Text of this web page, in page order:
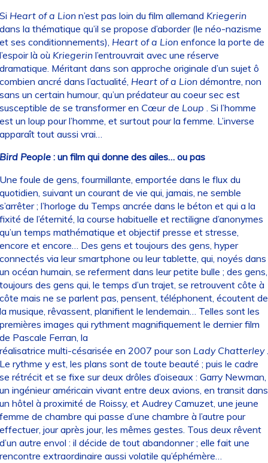
Heart of a Lionn’est pas loin du film allemand Kriegerin
la thématique qu’il se propose d’aborder (le néo-nazisme
ses conditionnements), Heart of a Lionenfonce la porte de
là où Kriegerinl’entrouvrait avec une réserve
Méritant dans son approche originale d’un sujet ô
ancré dans l’actualité, Heart of a Liondémontre, non
un certain humour, qu’un prédateur au coeur sec est
de se transformer en Cœur de Loup . Si l’homme
un loup pour l’homme, et surtout pour la femme. L’inverse
tout aussi vrai…
People: un film qui donne des ailes… ou pas
foule de gens, fourmillante, emportée dans le flux du
suivant un courant de vie qui, jamais, ne semble
; l’horloge du Temps ancrée dans le béton et qui a la
de l’éternité, la course habituelle et rectiligne d’anonymes
temps mathématique et objectif presse et stresse,
et encore… Des gens et toujours des gens, hyper
via leur smartphone ou leur tablette, qui, noyés dans
océan humain, se referment dans leur petite bulle ; des gens,
des gens qui, le temps d’un trajet, se retrouvent côte à
mais ne se parlent pas, pensent, téléphonent, écoutent de
musique, rêvassent, planifient le lendemain… Telles sont les
images qui rythment magnifiquement le dernier film
Pascale Ferran, la
multi-césarisée en 2007 pour son Lady Chatterley.
rythme y est, les plans sont de toute beauté ; puis le cadre
rétrécit et se fixe sur deux drôles d’oiseaux : Garry Newman,
ingénieur américain vivant entre deux avions, en transit dans
hôtel à proximité de Roissy, et Audrey Camuzet, une jeune
de chambre qui passe d’une chambre à l’autre pour
jour après jour, les mêmes gestes. Tous deux rêvent
autre envol : il décide de tout abandonner ; elle fait une
extraordinaire aussi volatile qu’éphémère…